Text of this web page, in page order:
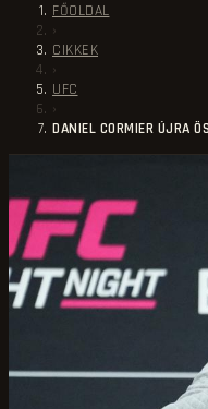
FŐOLDAL
›
CIKKEK
›
UFC
›
DANIEL CORMIER ÚJRA